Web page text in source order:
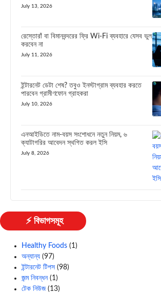
July 13, 2026
রেস্তোরাঁ বা বিমানবন্দরের ফ্রি Wi-Fi ব্যবহারে যেসব ভুল
করবেন না
July 11, 2026
ইন্টারনেট ডেটা শেষ? তবুও ইনস্টাগ্রাম ব্যবহার করতে
পারবেন গ্রামীণফোন গ্রাহকরা
July 10, 2026
এনআইডিতে নাম-বয়স সংশোধনে নতুন নিয়ম, ৬
ক্যাটাগরির আবেদন স্থগিত করল ইসি
July 8, 2026
⚡ বিভাগসমূহ
Healthy Foods (1)
অন্যান্য (97)
ইন্টারনেট টিপস (98)
জন্ম নিবন্ধন(1)
টেক নিউজ(13)